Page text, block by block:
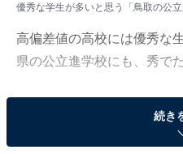
優秀な学生が多いと思う「鳥取の公
高偏差値の高校には優秀な
県の公立進学校にも、秀で
All About ニュース編集部は
10～60代の男女98人を対
続き